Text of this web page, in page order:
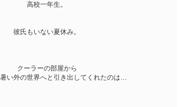
高校一年生。
彼氏もいない夏休み。
クーラーの部屋から
い外の世界へと引き出してくれたのは…